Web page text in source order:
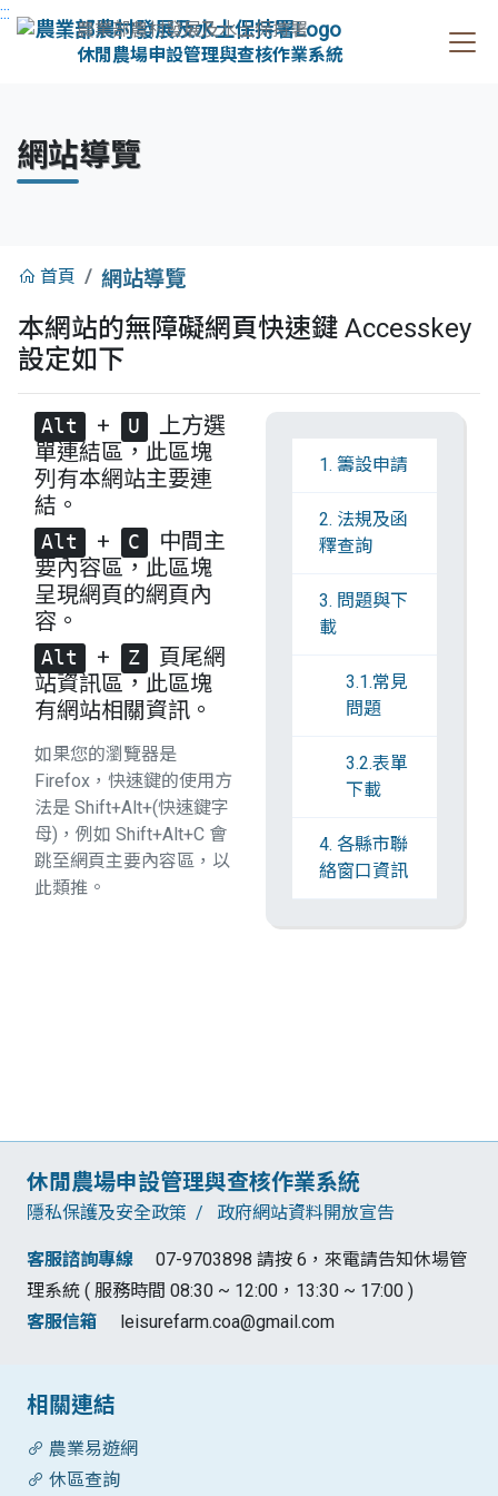
:::
農業部農村發展及水土保持署
休閒農場申設管理與查核作業系統
網站導覽
::: 首頁 網站導覽
本網站的無障礙網頁快速鍵 Accesskey
設定如下
Alt + U
上方選
單連結區，此區塊
列有本網站主要連
結。
Alt + C
中間主
要內容區，此區塊
呈現網頁的網頁內
容。
Alt + Z
頁尾網
站資訊區，此區塊
有網站相關資訊。
如果您的瀏覽器是
Firefox，快速鍵的使用方
法是 Shift+Alt+(快速鍵字
母)，例如 Shift+Alt+C 會
跳至網頁主要內容區，以
此類推。
1. 籌設申請
2. 法規及函
釋查詢
3. 問題與下
載
3.1.常見
問題
3.2.表單
下載
4. 各縣市聯
絡窗口資訊
休閒農場申設管理與查核作業系統
隱私保護及安全政策 政府網站資料開放宣告
客服諮詢專線
07-9703898 請按 6，來電請告知休場管
理系統 ( 服務時間 08:30 ~ 12:00，13:30 ~ 17:00 )
客服信箱
leisurefarm.coa@gmail.com
相關連結
農業易遊網
休區查詢